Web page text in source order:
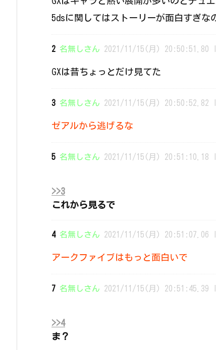
5dsに関してはストーリーが面白すぎな
2 名無しさん 2021/11/15(月) 20:50:51.80
GXは昔ちょっとだけ見てた
3 名無しさん 2021/11/15(月) 20:50:52.82
ゼアルから逃げるな
5 名無しさん 2021/11/15(月) 20:51:10.18
>>3
これから見るで
4 名無しさん 2021/11/15(月) 20:51:07.06
アークファイブはもっと面白いで
7 名無しさん 2021/11/15(月) 20:51:45.39
>>4
ま？